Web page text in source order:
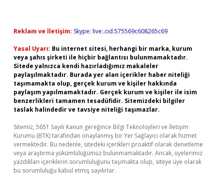
Reklam ve İletişim: Skype: live:.cid.575569c608265c69
Yasal Uyarı: Bu internet sitesi, herhangi bir marka, kurum
veya şahıs şirketi ile hiçbir bağlantısı bulunmamaktadır.
Sitede yalnızca kendi hazırladığımız makaleler
paylaşılmaktadır. Burada yer alan içerikler haber niteliği
taşımamakta olup, gerçek kurum ve kişiler hakkında
paylaşım yapılmamaktadır. Gerçek kurum ve kişiler ile isim
benzerlikleri tamamen tesadüfidir. Sitemizdeki bilgiler
taslak halindedir ve tavsiye niteliği taşımazlar.
Sitemiz, 5651 Sayılı Kanun gereğince Bilgi Teknolojileri ve İletişim
Kurumu (BTK) tarafından onaylanmış bir Yer Sağlayıcı olarak hizmet
vermektedir. Bu nedenle, sitedeki içerikleri proaktif olarak denetleme
veya araştırma yükümlülüğümüz bulunmamaktadır. Ancak, üyelerimiz
yazdıkları içeriklerin sorumluluğunu taşımakta olup, siteye üye olarak
bu sorumluluğu kabul etmiş sayılırlar.